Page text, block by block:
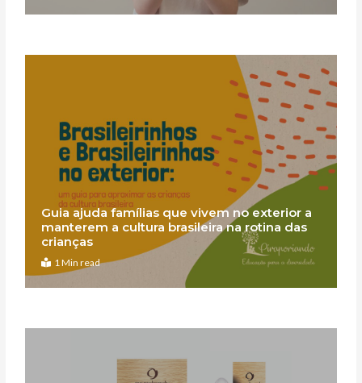
Guia ajuda famílias que vivem no exterior a
manterem a cultura brasileira na rotina das
crianças
1 Min read